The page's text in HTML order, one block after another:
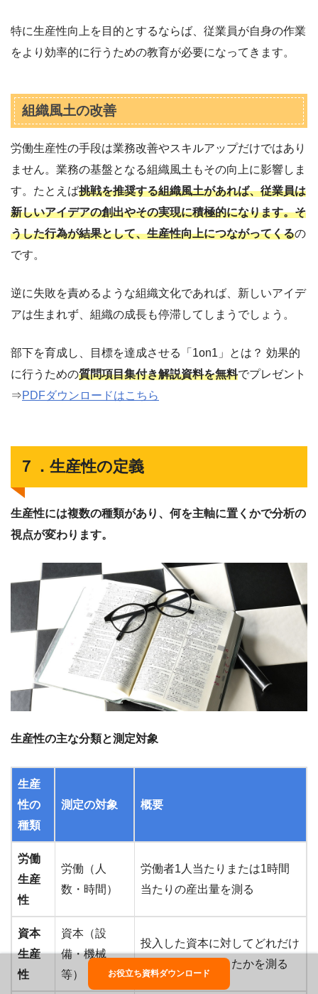
特に生産性向上を目的とするならば、従業員が自身の作業
をより効率的に行うための教育が必要になってきます。
組織風土の改善
労働生産性の手段は業務改善やスキルアップだけではあり
ません。業務の基盤となる組織風土もその向上に影響しま
す。たとえば挑戦を推奨する組織風土があれば、従業員は
新しいアイデアの創出やその実現に積極的になります。そ
うした行為が結果として、生産性向上につながってくるの
です。
逆に失敗を責めるような組織文化であれば、新しいアイデ
アは生まれず、組織の成長も停滞してしまうでしょう。
部下を育成し、目標を達成させる「1on1」とは？ 効果的
に行うための質問項目集付き解説資料を無料でプレゼント
⇒PDFダウンロードはこちら
７．生産性の定義
生産性には複数の種類があり、何を主軸に置くかで分析の
視点が変わります。
生産性の主な分類と測定対象
生産
性の
種類
測定の対象 概要
労働
生産
性
労働（人
数・時間）
労働者1人当たりまたは1時間
当たりの産出量を測る
資本
生産
性
資本（設
備・機械
等）
投入した資本に対してどれだけ
の成果を生み出したかを測る
お役立ち資料ダウンロード